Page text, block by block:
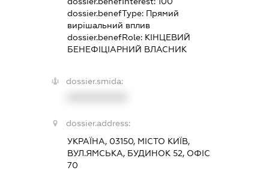
dossier.benefType: Прямий
вирішальний вплив
dossier.benefRole: КІНЦЕВИЙ
БЕНЕФІЦІАРНИЙ ВЛАСНИК
dossier.smida:
dossier.address:
УКРАЇНА, 03150, МІСТО КИЇВ,
ВУЛ.ЯМСЬКА, БУДИНОК 52, ОФІС
70